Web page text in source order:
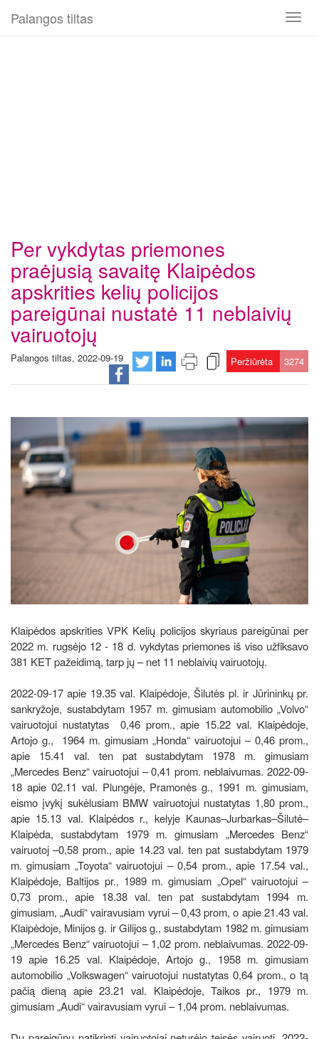
Toggle
Palangos tiltas
Per vykdytas priemones
praėjusią savaitę Klaipėdos
apskrities kelių policijos
pareigūnai nustatė 11 neblaivių
vairuotojų
Palangos tiltas, 2022-09-19 Peržiūrėta 3274
Klaipėdos apskrities VPK Kelių policijos skyriaus pareigūnai per
2022 m. rugsėjo 12 - 18 d. vykdytas priemones iš viso užfiksavo
381 KET pažeidimą, tarp jų – net 11 neblaivių vairuotojų.
2022-09-17 apie 19.35 val. Klaipėdoje, Šilutės pl. ir Jūrininkų pr.
sankryžoje, sustabdytam 1957 m. gimusiam automobilio „Volvo“
vairuotojui nustatytas 0,46 prom., apie 15.22 val. Klaipėdoje,
Artojo g., 1964 m. gimusiam „Honda“ vairuotojui – 0,46 prom.,
apie 15.41 val. ten pat sustabdytam 1978 m. gimusiam
„Mercedes Benz“ vairuotojui – 0,41 prom. neblaivumas. 2022-09-
18 apie 02.11 val. Plungėje, Pramonės g., 1991 m. gimusiam,
eismo įvykį sukėlusiam BMW vairuotojui nustatytas 1,80 prom.,
apie 15.13 val. Klaipėdos r., kelyje Kaunas–Jurbarkas–Šilutė–
Klaipėda, sustabdytam 1979 m. gimusiam „Mercedes Benz“
vairuotoj –0,58 prom., apie 14.23 val. ten pat sustabdytam 1979
m. gimusiam „Toyota“ vairuotojui – 0,54 prom., apie 17.54 val.,
Klaipėdoje, Baltijos pr., 1989 m. gimusiam „Opel“ vairuotojui –
0,73 prom., apie 18.38 val. ten pat sustabdytam 1994 m.
gimusiam, „Audi“ vairavusiam vyrui – 0,43 prom, o apie 21.43 val.
Klaipėdoje, Minijos g. ir Gilijos g., sustabdytam 1982 m. gimusiam
„Mercedes Benz“ vairuotojui – 1,02 prom. neblaivumas. 2022-09-
19 apie 16.25 val. Klaipėdoje, Artojo g., 1958 m. gimusiam
automobilio „Volkswagen“ vairuotojui nustatytas 0,64 prom., o tą
pačią dieną apie 23.21 val. Klaipėdoje, Taikos pr., 1979 m.
gimusiam „Audi“ vairavusiam vyrui – 1,04 prom. neblaivumas.